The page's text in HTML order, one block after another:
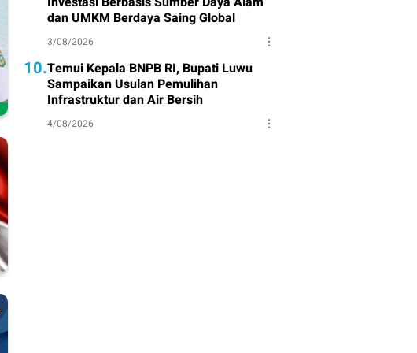
dan UMKM Berdaya Saing Global
3/08/2026
10.Temui Kepala BNPB RI, Bupati Luwu
Sampaikan Usulan Pemulihan
Infrastruktur dan Air Bersih
4/08/2026